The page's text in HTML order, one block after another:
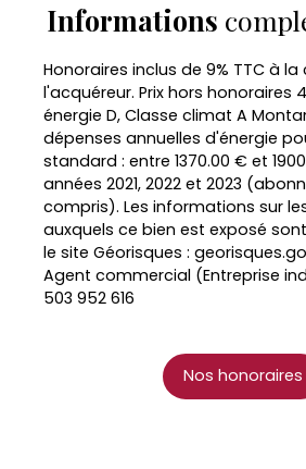
Informations
Honoraires inclus de 9% TTC à
l'acquéreur. Prix hors honoraires
énergie D, Classe climat A
dépenses annuelles d'énergie
standard : entre 1370.00 € et
années 2021, 2022 et 2023
compris). Les informations sur
auxquels ce bien est exposé
le site Géorisques :
Agent commercial (Entreprise
503 952 616
Nos honoraires